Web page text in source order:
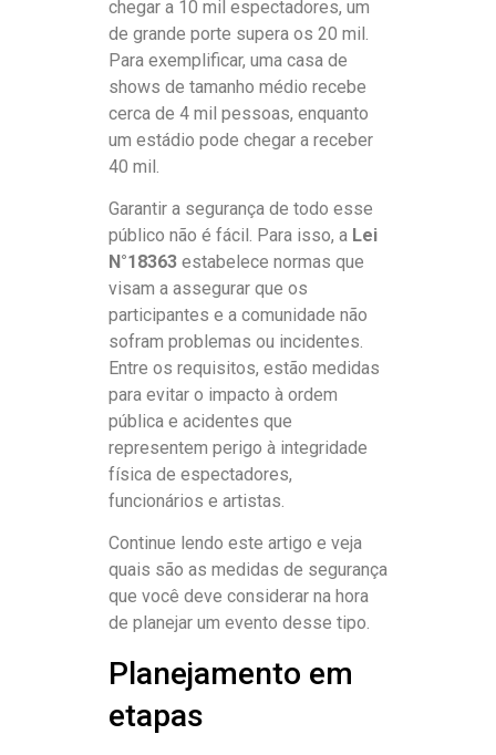
chegar a 10 mil espectadores, um
de grande porte supera os 20 mil.
Para exemplificar, uma casa de
shows de tamanho médio recebe
cerca de 4 mil pessoas, enquanto
um estádio pode chegar a receber
40 mil.
Garantir a segurança de todo esse
público não é fácil. Para isso, a Lei
N°18363 estabelece normas que
visam a assegurar que os
participantes e a comunidade não
sofram problemas ou incidentes.
Entre os requisitos, estão medidas
para evitar o impacto à ordem
pública e acidentes que
representem perigo à integridade
física de espectadores,
funcionários e artistas.
Continue lendo este artigo e veja
quais são as medidas de segurança
que você deve considerar na hora
de planejar um evento desse tipo.
Planejamento em
etapas